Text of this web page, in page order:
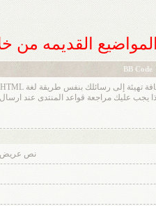
القديمه من
BB Code
نص عريض